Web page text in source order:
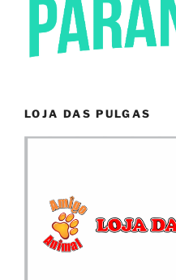
LOJA DAS PULGAS